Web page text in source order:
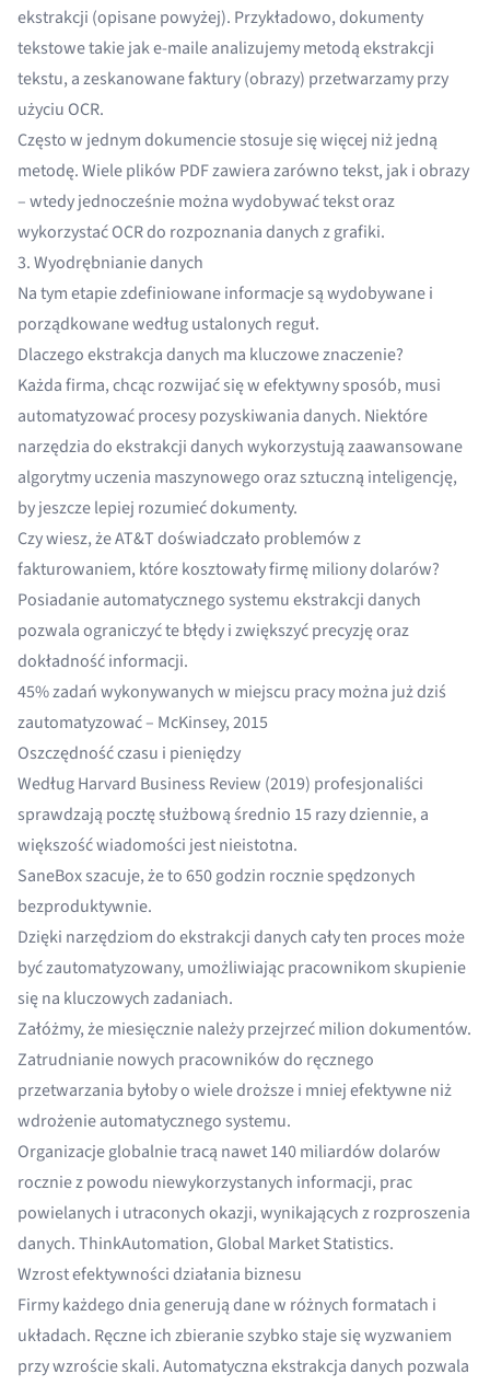
ekstrakcji (opisane powyżej). Przykładowo, dokumenty
tekstowe takie jak e-maile analizujemy metodą ekstrakcji
tekstu, a zeskanowane faktury (obrazy) przetwarzamy przy
użyciu OCR.
Często w jednym dokumencie stosuje się więcej niż jedną
metodę. Wiele plików PDF zawiera zarówno tekst, jak i obrazy
– wtedy jednocześnie można wydobywać tekst oraz
wykorzystać OCR do rozpoznania danych z grafiki.
3. Wyodrębnianie danych
Na tym etapie zdefiniowane informacje są wydobywane i
porządkowane według ustalonych reguł.
Dlaczego ekstrakcja danych ma kluczowe znaczenie?
Każda firma, chcąc rozwijać się w efektywny sposób, musi
automatyzować procesy pozyskiwania danych. Niektóre
narzędzia do ekstrakcji danych wykorzystują zaawansowane
algorytmy uczenia maszynowego oraz sztuczną inteligencję,
by jeszcze lepiej rozumieć dokumenty.
Czy wiesz, że AT&T doświadczało problemów z
fakturowaniem, którekosztowały firmę miliony dolarów?
Posiadanieautomatycznego systemu ekstrakcji danych
pozwala ograniczyć te błędy i zwiększyć precyzję oraz
dokładność informacji.
45% zadań wykonywanych w miejscu pracy można już dziś
zautomatyzować – McKinsey, 2015
Oszczędność czasu i pieniędzy
WedługHarvard Business Review (2019) profesjonaliści
sprawdzają pocztę służbową średnio 15 razy dziennie, a
większość wiadomości jest nieistotna.
SaneBox szacuje, że to650 godzin rocznie spędzonych
bezproduktywnie.
Dzięki narzędziom do ekstrakcji danych cały ten proces może
być zautomatyzowany, umożliwiając pracownikom skupienie
się na kluczowych zadaniach.
Załóżmy, że miesięcznie należy przejrzeć milion dokumentów.
Zatrudnianie nowych pracowników do ręcznego
przetwarzania byłoby o wiele droższe i mniej efektywne niż
wdrożenie automatycznego systemu.
Organizacje globalnie tracą nawet 140 miliardów dolarów
rocznie z powodu niewykorzystanych informacji, prac
powielanych i utraconych okazji, wynikających z rozproszenia
danych.ThinkAutomation, Global Market Statistics.
Wzrost efektywności działania biznesu
Firmy każdego dnia generują dane w różnych formatach i
układach. Ręczne ich zbieranie szybko staje się wyzwaniem
przy wzroście skali. Automatyczna ekstrakcja danych pozwala